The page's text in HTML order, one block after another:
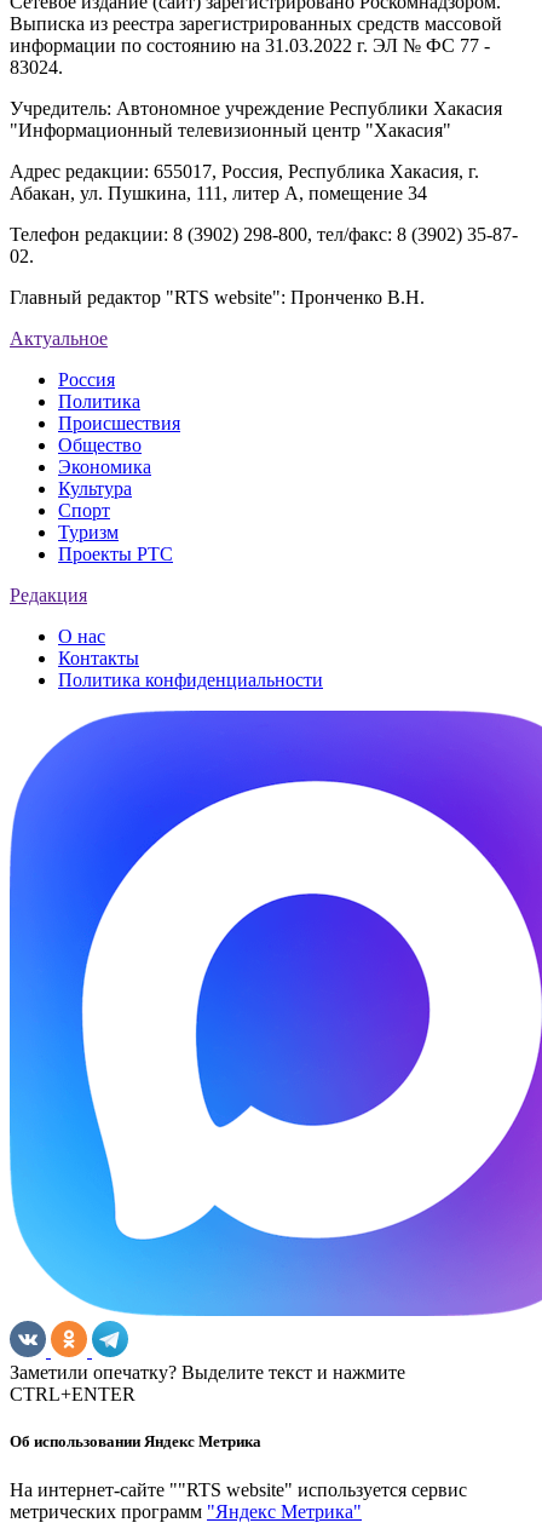
Выписка из реестра зарегистрированных средств массовой
информации по состоянию на 31.03.2022 г. ЭЛ № ФС 77 -
83024.
Учредитель: Автономное учреждение Республики Хакасия
"Информационный телевизионный центр "Хакасия"
Адрес редакции: 655017, Россия, Республика Хакасия, г.
Абакан, ул. Пушкина, 111, литер А, помещение 34
Телефон редакции: 8 (3902) 298-800, тел/факс: 8 (3902) 35-87-
02.
Главный редактор "RTS website": Пронченко В.Н.
Актуальное
Россия
Политика
Происшествия
Общество
Экономика
Культура
Спорт
Туризм
Проекты РТС
Редакция
О нас
Контакты
Политика конфиденциальности
Заметили опечатку? Выделите текст и нажмите
CTRL+ENTER
Об использовании Яндекс Метрика
На интернет-сайте ""RTS website" используется сервис
метрических программ "Яндекс Метрика"